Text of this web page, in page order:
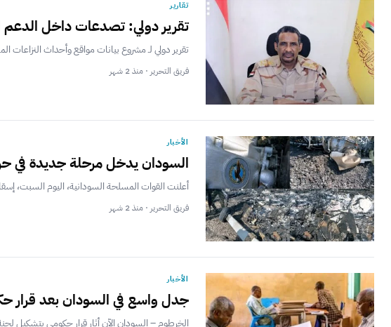
تقارير
تقرير دولي: تصدعات داخل الدعم
تقرير دولي لـ مشروع بيانات مواقع وأحداث
فريق التحرير · منذ 2 شهر
الأخبار
السودان يدخل مرحلة جديدة في
أعلنت القوات المسلحة السودانية، اليوم السبت،
فريق التحرير · منذ 2 شهر
الأخبار
جدل واسع في السودان بعد قرار
الخرطوم – السودان الآن أثار قرار حكومي بتشكيل